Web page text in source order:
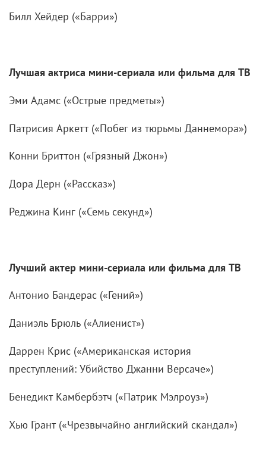
Билл Хейдер («Барри»)
Лучшая актриса мини-сериала или фильма для ТВ
Эми Адамс («Острые предметы»)
Патрисия Аркетт («Побег из тюрьмы Даннемора»)
Конни Бриттон («Грязный Джон»)
Дора Дерн («Рассказ»)
Реджина Кинг («Семь секунд»)
Лучший актер мини-сериала или фильма для ТВ
Антонио Бандерас («Гений»)
Даниэль Брюль («Алиенист»)
Даррен Крис («Американская история
преступлений: Убийство Джанни Версаче»)
Бенедикт Камбербэтч («Патрик Мэлроуз»)
Хью Грант («Чрезвычайно английский скандал»)